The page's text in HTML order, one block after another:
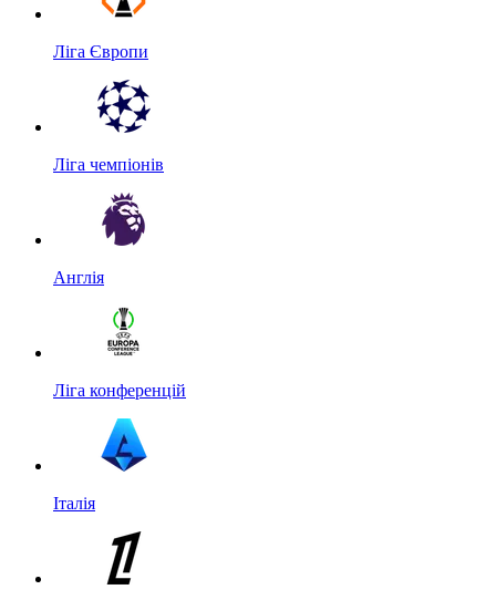
Ліга Європи
Ліга чемпіонів
Англія
Ліга конференцій
Італія